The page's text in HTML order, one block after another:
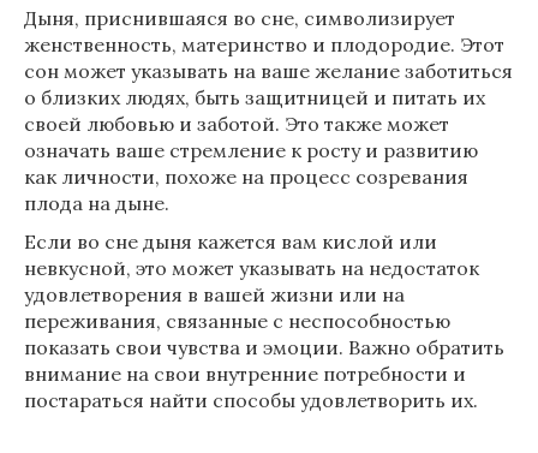
Дыня, приснившаяся во сне, символизирует
женственность, материнство и плодородие. Этот
сон может указывать на ваше желание заботиться
о близких людях, быть защитницей и питать их
своей любовью и заботой. Это также может
означать ваше стремление к росту и развитию
как личности, похоже на процесс созревания
плода на дыне.
Если во сне дыня кажется вам кислой или
невкусной, это может указывать на недостаток
удовлетворения в вашей жизни или на
переживания, связанные с неспособностью
показать свои чувства и эмоции. Важно обратить
внимание на свои внутренние потребности и
постараться найти способы удовлетворить их.